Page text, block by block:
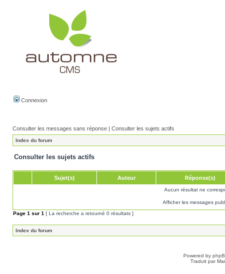
Connexion
Consulter les messages sans réponse | Consulter les sujets actifs
Index du forum
Consulter les sujets actifs
Sujet(s) Auteur Réponse(s)
Aucun résultat ne
Afficher les messages
Page 1 sur 1 [ La recherche a retourné 0 résultats ]
Index du forum
Powered by
Traduit par